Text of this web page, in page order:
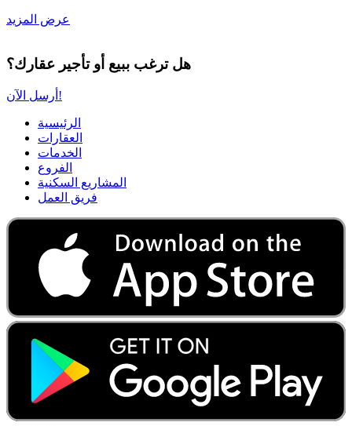
عرض المزيد
هل ترغب ببيع أو تأجير عقارك؟
أرسل الآن!
الرئيسية
العقارات
الخدمات
الفروع
المشاريع السكنية
فريق العمل